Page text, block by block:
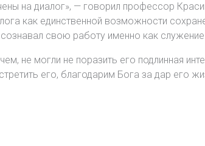
на диалог», — говорил профессор
как единственной возможности
свою работу именно как
не могли не поразить его подлинная
его, благодарим Бога за дар его